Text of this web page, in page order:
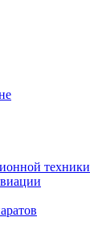
техники